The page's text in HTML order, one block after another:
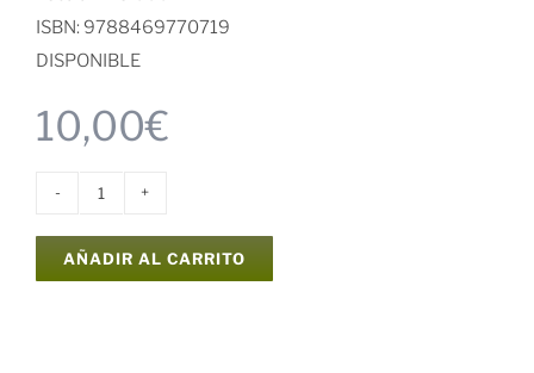
ISBN: 9788469770719
DISPONIBLE
10,00€
y
AÑADIR AL CARRITO